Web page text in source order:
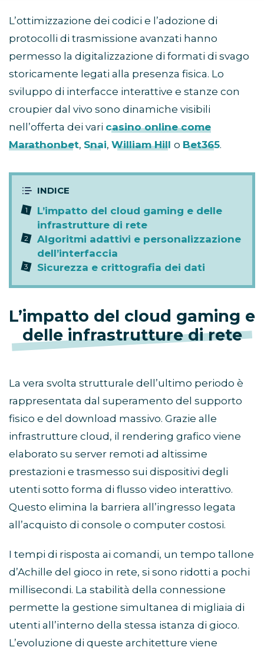
L’ottimizzazione dei codici e l’adozione di
protocolli di trasmissione avanzati hanno
permesso la digitalizzazione di formati di svago
storicamente legati alla presenza fisica. Lo
sviluppo di interfacce interattive e stanze con
croupier dal vivo sono dinamiche visibili
nell’offerta dei vari casino online come
Marathonbet, Snai, William Hill o Bet365.
L’impatto del cloud gaming e delle
infrastrutture di rete
Algoritmi adattivi e personalizzazione
dell’interfaccia
Sicurezza e crittografia dei dati
L’impatto del cloud gaming e
delle infrastrutture di rete
La vera svolta strutturale dell’ultimo periodo è
rappresentata dal superamento del supporto
fisico e del download massivo. Grazie alle
infrastrutture cloud, il rendering grafico viene
elaborato su server remoti ad altissime
prestazioni e trasmesso sui dispositivi degli
utenti sotto forma di flusso video interattivo.
Questo elimina la barriera all’ingresso legata
all’acquisto di console o computer costosi.
I tempi di risposta ai comandi, un tempo tallone
d’Achille del gioco in rete, si sono ridotti a pochi
millisecondi. La stabilità della connessione
permette la gestione simultanea di migliaia di
utenti all’interno della stessa istanza di gioco.
L’evoluzione di queste architetture viene